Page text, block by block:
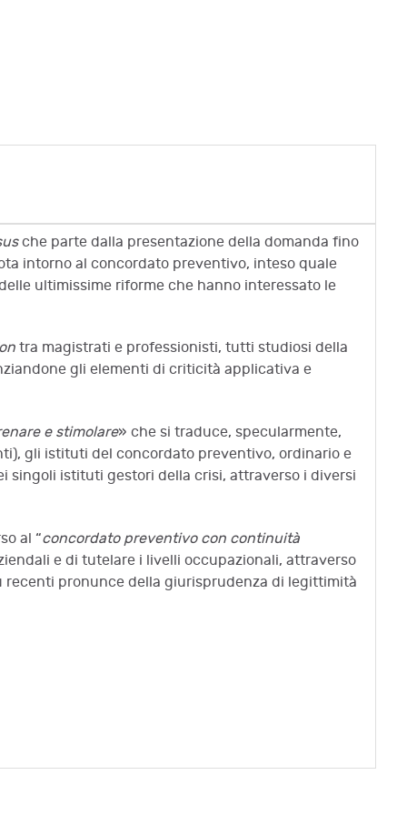
che parte dalla presentazione della domanda fino
intorno al concordato preventivo, inteso quale
ultimissime riforme che hanno interessato le
tra magistrati e professionisti, tutti studiosi della
gli elementi di criticità applicativa e
e stimolare» che si traduce, specularmente,
gli istituti del concordato preventivo, ordinario e
singoli istituti gestori della crisi, attraverso i diversi
al “concordato preventivo con continuità
e di tutelare i livelli occupazionali, attraverso
pronunce della giurisprudenza di legittimità